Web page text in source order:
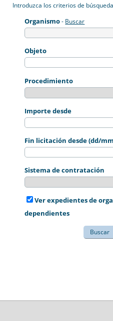
Introduzca los criterios de
Organismo- Buscar
Objeto
Procedimiento
Importe desde
Fin licitación desde (dd/
Sistema de contratación
Ver expedientes de
dependientes